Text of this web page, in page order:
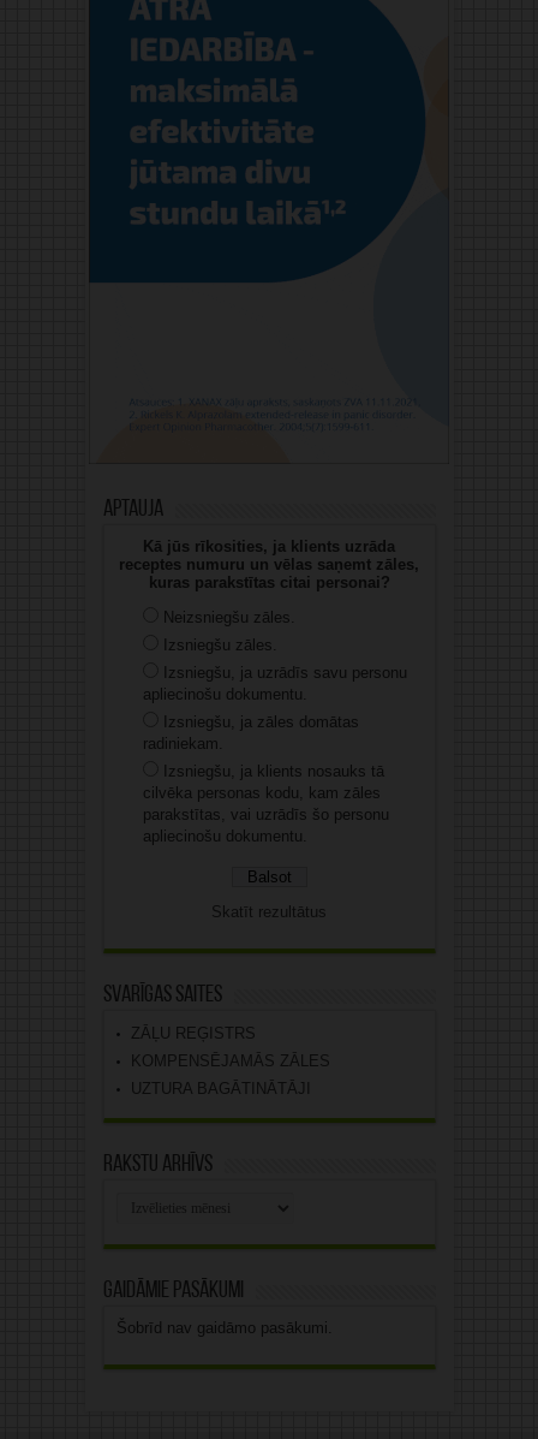
Aptauja
Kā jūs rīkosities, ja klients uzrāda
receptes numuru un vēlas saņemt zāles,
kuras parakstītas citai personai?
Neizsniegšu zāles.
Izsniegšu zāles.
Izsniegšu, ja uzrādīs savu personu
apliecinošu dokumentu.
Izsniegšu, ja zāles domātas
radiniekam.
Izsniegšu, ja klients nosauks tā
cilvēka personas kodu, kam zāles
parakstītas, vai uzrādīs šo personu
apliecinošu dokumentu.
Skatīt rezultātus
Svarīgas saites
ZĀĻU REĢISTRS
KOMPENSĒJAMĀS ZĀLES
UZTURA BAGĀTINĀTĀJI
Rakstu arhīvs
Gaidāmie pasākumi
Šobrīd nav gaidāmo pasākumi.